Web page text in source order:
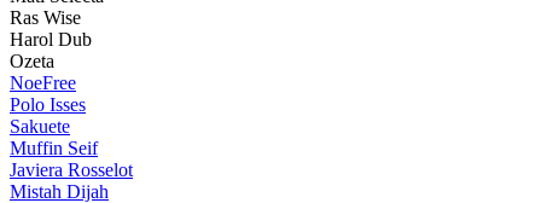
Ras Wise
Harol Dub
Ozeta
NoeFree
Polo Isses
Sakuete
Muffin Seif
Javiera Rosselot
Mistah Dijah